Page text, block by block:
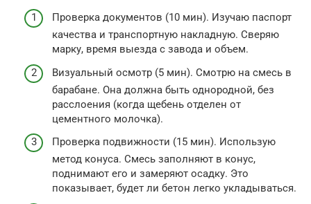
Проверка документов (10 мин). Изучаю паспорт
качества и транспортную накладную. Сверяю
марку, время выезда с завода и объем.
Визуальный осмотр (5 мин). Смотрю на смесь в
барабане. Она должна быть однородной, без
расслоения (когда щебень отделен от
цементного молочка).
Проверка подвижности (15 мин). Использую
метод конуса. Смесь заполняют в конус,
поднимают его и замеряют осадку. Это
показывает, будет ли бетон легко укладываться.